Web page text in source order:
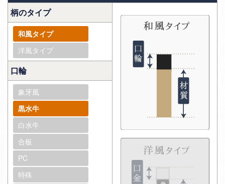
柄のタイプ
和風タイプ
洋風タイプ
口輪
象牙風
黒水牛
白水牛
合板
PC
特殊